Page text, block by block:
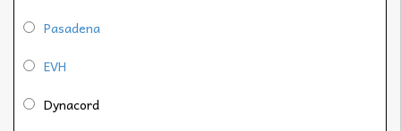
Pasadena
EVH
Dynacord